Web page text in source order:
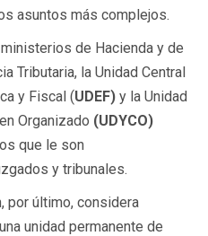
asuntos más complejos.
de Hacienda y de
Tributaria, la Unidad Central
y Fiscal (UDEF) y la Unidad
Organizado (UDYCO)
que le son
y tribunales.
por último, considera
unidad permanente de